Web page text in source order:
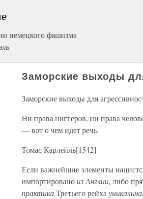
немецкого фашизма
Заморские выходы
Заморские выходы для
Ни права ниггеров, ни права
— вот о чем идет речь.
Томас Карлейль[1542]
Если важнейшие элементы
импортированоиз Англии, либо
практикаТретьего рейха уникальна.